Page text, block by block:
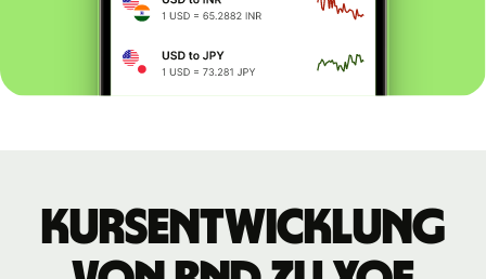
Kursentwicklung